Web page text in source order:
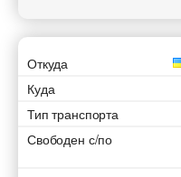
Откуда
Куда
Тип транспорта
Свободен с/по